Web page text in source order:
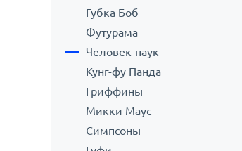
Губка Боб
Футурама
Человек-паук
Кунг-фу Панда
Гриффины
Микки Маус
Симпсоны